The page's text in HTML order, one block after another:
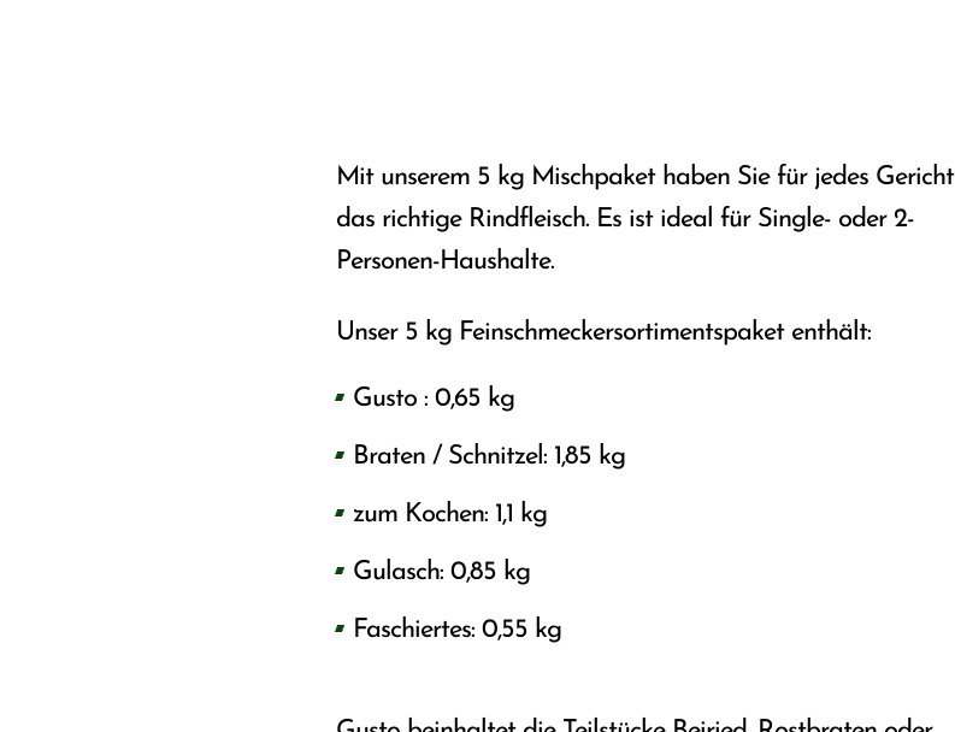
Mit unserem 5 kg Mischpaket haben Sie für jedes Gericht
das richtige Rindfleisch. Es ist ideal für Single- oder 2-
Personen-Haushalte.
Unser 5 kg Feinschmeckersortimentspaket enthält:
Gusto : 0,65 kg
Braten / Schnitzel: 1,85 kg
zum Kochen: 1,1 kg
Gulasch: 0,85 kg
Faschiertes: 0,55 kg